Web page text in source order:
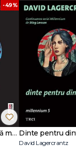
În 2011, a publicat
de exemplare. În
Millennium a lui
să moară s-au
seria Rekke &
care i-a arătat
de țări.
-49%
Fata care trebuia să moară (seria Millennium, vol. 6)
David Lagercrantz